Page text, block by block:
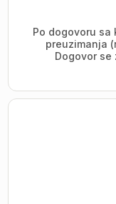
Po dogovoru sa
preuzimanja
Dogovor